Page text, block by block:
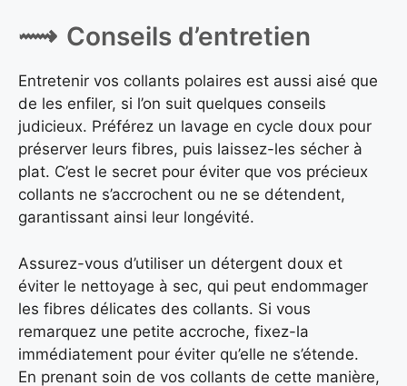
Conseils d’entretien
Entretenir vos collants polaires est aussi aisé que
de les enfiler, si l’on suit quelques conseils
judicieux. Préférez un lavage en cycle doux pour
préserver leurs fibres, puis laissez-les sécher à
plat. C’est le secret pour éviter que vos précieux
collants ne s’accrochent ou ne se détendent,
garantissant ainsi leur longévité.
Assurez-vous d’utiliser un détergent doux et
éviter le nettoyage à sec, qui peut endommager
les fibres délicates des collants. Si vous
remarquez une petite accroche, fixez-la
immédiatement pour éviter qu’elle ne s’étende.
En prenant soin de vos collants de cette manière,